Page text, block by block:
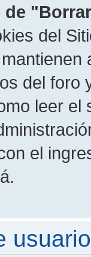
del
del foro
leer el
el